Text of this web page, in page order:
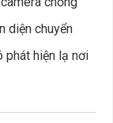
diện chuyển
phát hiện lạ nơi